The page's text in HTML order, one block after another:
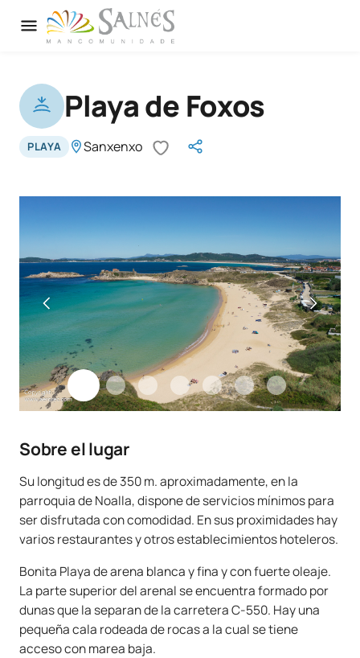
Playa de Foxos
PLAYA Sanxenxo
Sobre el lugar
Su longitud es de 350 m. aproximadamente, en la
parroquia de Noalla, dispone de servicios mínimos para
ser disfrutada con comodidad. En sus proximidades hay
varios restaurantes y otros establecimientos hoteleros.
Bonita Playa de arena blanca y fina y con fuerte oleaje.
La parte superior del arenal se encuentra formado por
dunas que la separan de la carretera C-550. Hay una
pequeña cala rodeada de rocas a la cual se tiene
acceso con marea baja.